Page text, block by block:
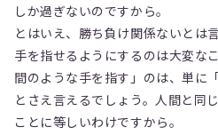
しか過ぎないのですから。
とはいえ、勝ち負け関係ないとは
手を指せるようにするのは大変な
間のような手を指す」のは、単に
とさえ言えるでしょう。人間と同
ことに等しいわけですから。